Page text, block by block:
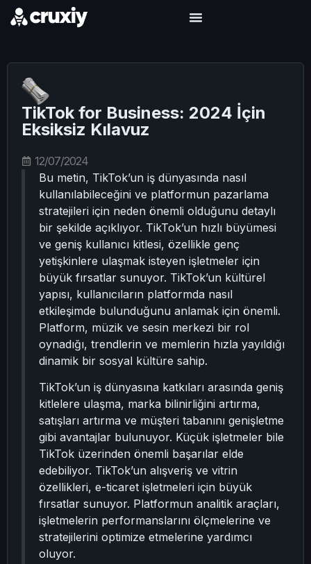
TikTok for Business: 2024 İçin
Eksiksiz Kılavuz
12/07/2024
Bu metin, TikTok’un iş dünyasında nasıl
kullanılabileceğini ve platformun pazarlama
stratejileri için neden önemli olduğunu detaylı
bir şekilde açıklıyor. TikTok’un hızlı büyümesi
ve geniş kullanıcı kitlesi, özellikle genç
yetişkinlere ulaşmak isteyen işletmeler için
büyük fırsatlar sunuyor. TikTok’un kültürel
yapısı, kullanıcıların platformda nasıl
etkileşimde bulunduğunu anlamak için önemli.
Platform, müzik ve sesin merkezi bir rol
oynadığı, trendlerin ve memlerin hızla yayıldığı
dinamik bir sosyal kültüre sahip.
TikTok’un iş dünyasına katkıları arasında geniş
kitlelere ulaşma, marka bilinirliğini artırma,
satışları artırma ve müşteri tabanını genişletme
gibi avantajlar bulunuyor. Küçük işletmeler bile
TikTok üzerinden önemli başarılar elde
edebiliyor. TikTok’un alışveriş ve vitrin
özellikleri, e-ticaret işletmeleri için büyük
fırsatlar sunuyor. Platformun analitik araçları,
işletmelerin performanslarını ölçmelerine ve
stratejilerini optimize etmelerine yardımcı
oluyor.